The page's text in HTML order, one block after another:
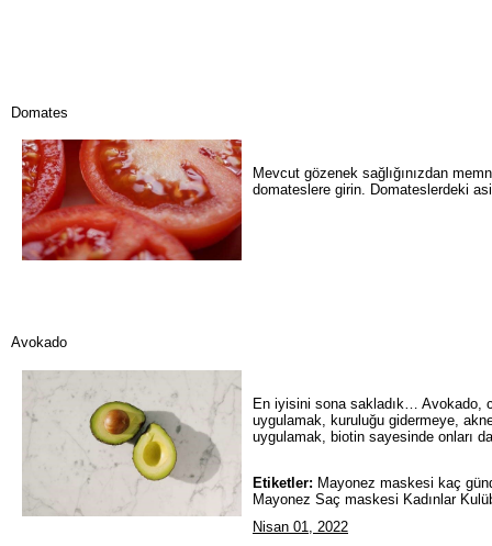
Domates
Mevcut gözenek sağlığınızdan
domateslere girin. Domateslerdeki
Avokado
En iyisini sona sakladık… Avokado,
uygulamak, kuruluğu gidermeye,
uygulamak, biotin sayesinde onları
Etiketler: Mayonez maskesi kaç
Mayonez Saç maskesi Kadınlar
Nisan 01, 2022